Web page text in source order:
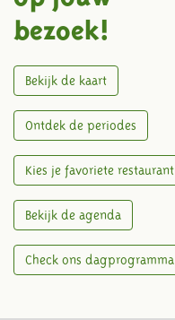
bezoek!
Bekijk de kaart
Ontdek de periodes
Kies je favoriete restaurant
Bekijk de agenda
Check ons dagprogramma